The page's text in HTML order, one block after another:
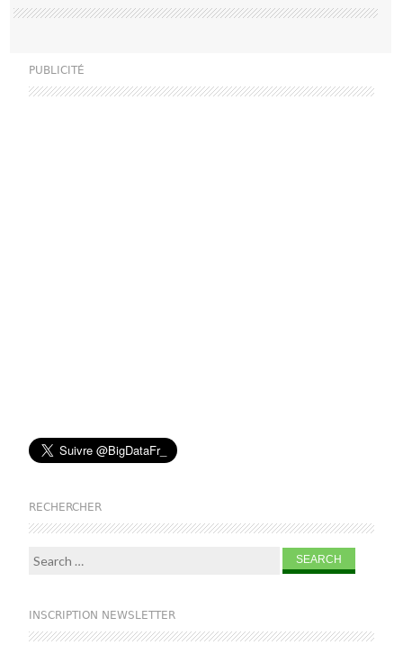
PUBLICITÉ
RECHERCHER
Search for:
INSCRIPTION NEWSLETTER